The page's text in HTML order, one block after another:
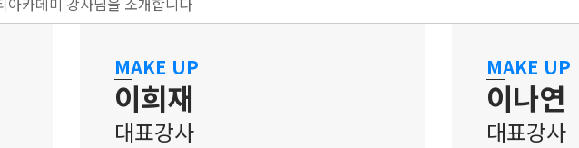
MAKE UP
이희재
대표강사
MAKE UP
이나연
대표강사